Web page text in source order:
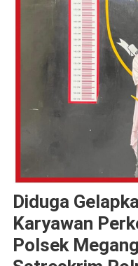
Diduga
Karyawan
Polsek